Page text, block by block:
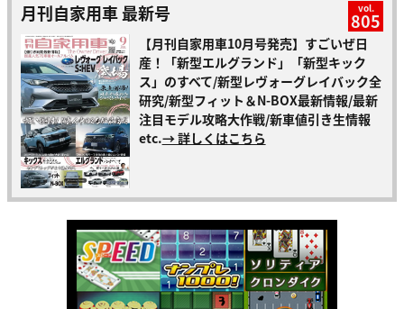
月刊自家用車 最新号 vol.
805
【月刊自家用車10月号発売】すごいぜ日
産！「新型エルグランド」「新型キック
ス」のすべて/新型レヴォーグレイバック全
研究/新型フィット＆N-BOX最新情報/最新
注目モデル攻略大作戦/新車値引き生情報
etc.→ 詳しくはこちら